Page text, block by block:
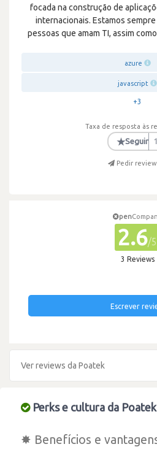
focada na construção de
internacionais. Estamos
pessoas que amam TI, assim
azure
javascript
+3
Taxa de resposta às
★Seguir 1
Pedir
pen
2.6/5
3 Reviews
Escrever
Ver reviews da Poatek
Perks e cultura da Poatek
✸ Benefícios e